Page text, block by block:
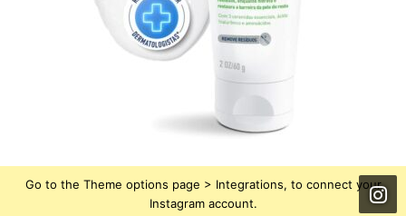
Go to the Theme options page > Integrations, to connect your
Instagram account.